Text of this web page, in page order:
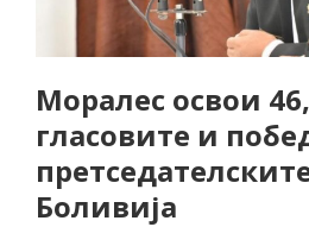
Моралес освои
гласовите и
Боливија